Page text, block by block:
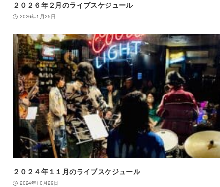
２０２６年２月のライブスケジュール
2026年1月25日
２０２４年１１月のライブスケジュール
2024年10月29日